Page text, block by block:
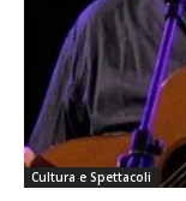
Cultura e Spettacoli